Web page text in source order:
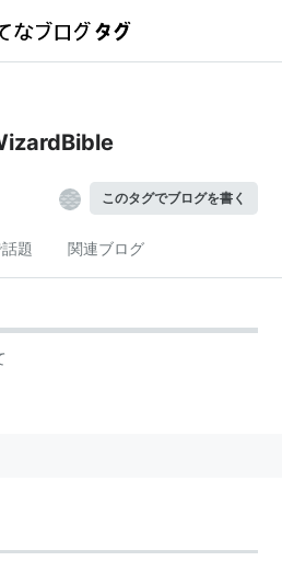
このタグでブログを書く
題 関連ブログ